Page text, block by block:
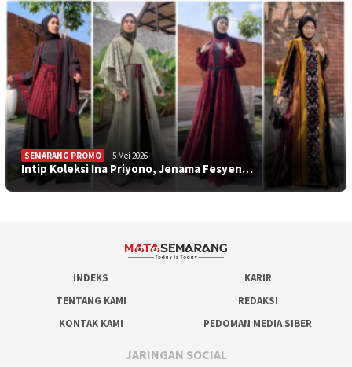
SEMARANG PROMO 5 Mei 2026
Intip Koleksi Ina Priyono, Jenama Fesyen…
INDEKS
KARIR
TENTANG KAMI
REDAKSI
KONTAK KAMI
PEDOMAN MEDIA SIBER
JARINGAN SOCIAL